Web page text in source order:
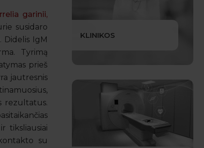
garinii,
susidaro
Didelis IgM
Tyrimą
prieš
jautresnis
rezultatus.
tiksliausiai
su
KLINIKOS